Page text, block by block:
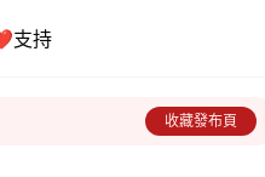
持
收藏發布頁